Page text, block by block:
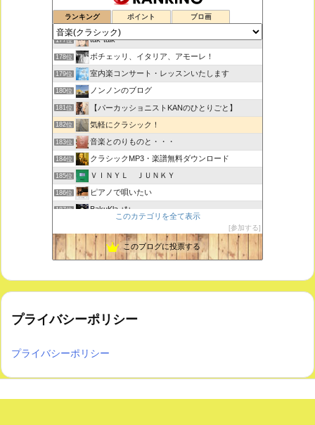
ランキング ポイント ブロ画
鑑賞空間・忘れられない作品
176位 思えば遠くへ来たもんだ
177位 tak-talk
178位 ボチェッリ、イタリア、アモーレ！
179位 室内楽コンサート・レッスンいたします
180位 ノンノンのブログ
181位 【パーカッショニストKANのひとりごと】
182位 気軽にクラシック！
183位 音楽とのりものと・・・
184位 クラシックMP3・楽譜無料ダウンロード
185位 ＶＩＮＹＬ ＪＵＮＫＹ
186位 ピアノで唄いたい
187位 BakuKla +*+
189位 ときどき書きます♪
このカテゴリを全て表示
参加する
このブログに投票する
プライバシーポリシー
プライバシーポリシー